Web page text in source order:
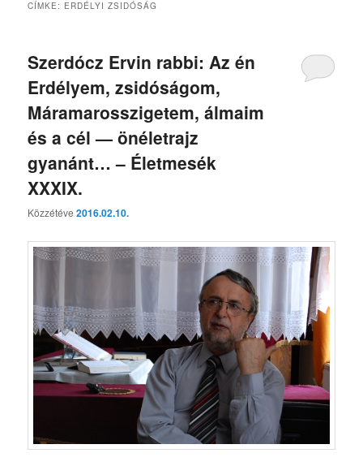
CÍMKE: ERDÉLYI ZSIDÓSÁG
Szerdócz Ervin rabbi: Az én
Erdélyem, zsidóságom,
Máramarosszigetem, álmaim
és a cél — önéletrajz
gyanánt… – Életmesék
XXXIX.
Közzétéve2016.02.10.